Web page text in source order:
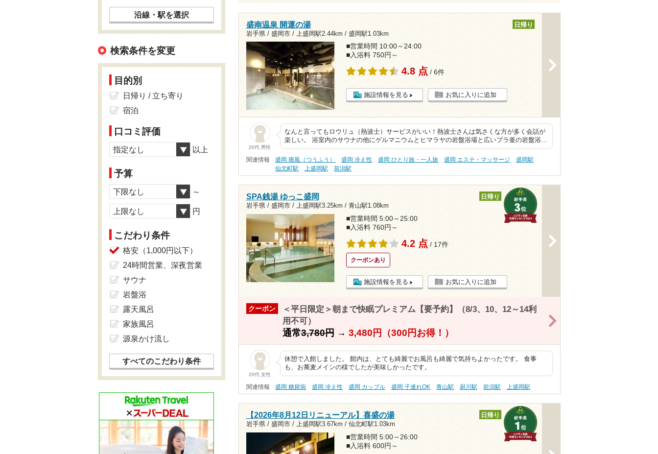
盛南温泉 開運の湯
岩手県 / 盛岡市 / 上盛岡駅2.44km / 盛岡駅1.03km
日帰り
■営業時間 10:00～24:00
■入浴料 750円～
4.8 点 / 6件
施設情報を見る お気に入りに追加
20代 男性
なんと言ってもロウリュ（熱波士）サービスがいい！熱波士さんは気さくな方が多く会話が
楽しい。 浴室内のサウナの他にゲルマニウムとヒマラヤの岩盤浴場と広いプラ釜の岩盤浴…
関連情報 盛岡 痛風（つうふう） 盛岡 冷え性 盛岡 ひとり旅・一人旅 盛岡 エステ・マッサージ
盛岡駅
仙北町駅
上盛岡駅 前潟駅
SPA銭湯 ゆっこ盛岡
岩手県 / 盛岡市 / 上盛岡駅3.25km / 青山駅1.08km
日帰り
■営業時間 5:00～25:00
■入浴料 760円～
4.2 点 / 17件
クーポンあり
施設情報を見る お気に入りに追加
クーポン
＜平日限定＞朝まで快眠プレミアム【要予約】（8/3、10、12～14利
用不可）
通常3,780円→ 3,480円（300円お得！）
20代 女性
休憩で入館しました。 館内は、とても綺麗でお風呂も綺麗で気持ちよかったです。 食事
も、お蕎麦メインの様でしたが美味しかったです。
関連情報 盛岡 糖尿病 盛岡 冷え性 盛岡 カップル 盛岡 子連れOK 青山駅 厨川駅 前潟駅 上盛岡駅
【2026年8月12日リニューアル】喜盛の湯
岩手県 / 盛岡市 / 上盛岡駅3.67km / 仙北町駅1.03km
日帰り
■営業時間 5:00～26:00
■入浴料 600円～
沿線・駅を選択
検索条件を変更
目的別
日帰り / 立ち寄り
宿泊
口コミ評価
指定なし 以上
予算
下限なし ～
上限なし 円
こだわり条件
格安（1,000円以下）
24時間営業、深夜営業
サウナ
岩盤浴
露天風呂
家族風呂
源泉かけ流し
すべてのこだわり条件